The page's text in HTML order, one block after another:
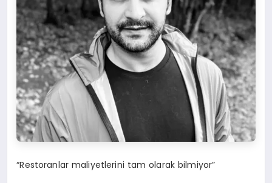
“Restoranlar maliyetlerini tam olarak bilmiyor”